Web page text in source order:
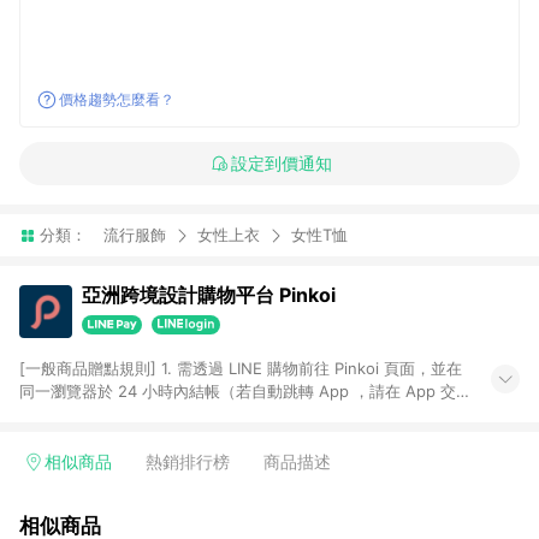
價格趨勢怎麼看？
設定到價通知
分類： 流行服飾 女性上衣 女性T恤
亞洲跨境設計購物平台 Pinkoi
[一般商品贈點規則] 1. 需透過 LINE 購物前往 Pinkoi 頁面，並在
同一瀏覽器於 24 小時內結帳（若自動跳轉 App ，請在 App 交
回饋訂單不得享有 Pinkoi 站方優惠，例如首購優惠，P coins，
行為，不具贈點資格，部分退款不在此限。 6. APP 請更新至
相似商品 熱銷排行榜 商品描述
相似商品